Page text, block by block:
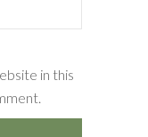
in this